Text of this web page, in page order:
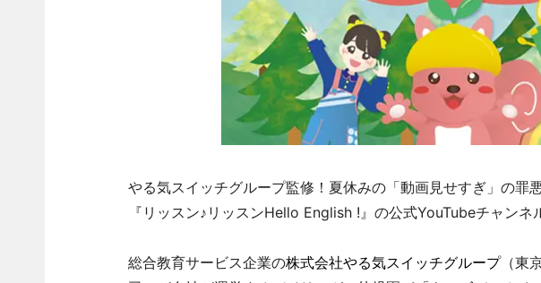
やる気スイッチグループ監修！夏休みの「動画見せすぎ」の罪
『リッスン♪リッスンHello English !』の公式YouTubeチャンネ
総合教育サービス企業の株式会社やる気スイッチグループ（東